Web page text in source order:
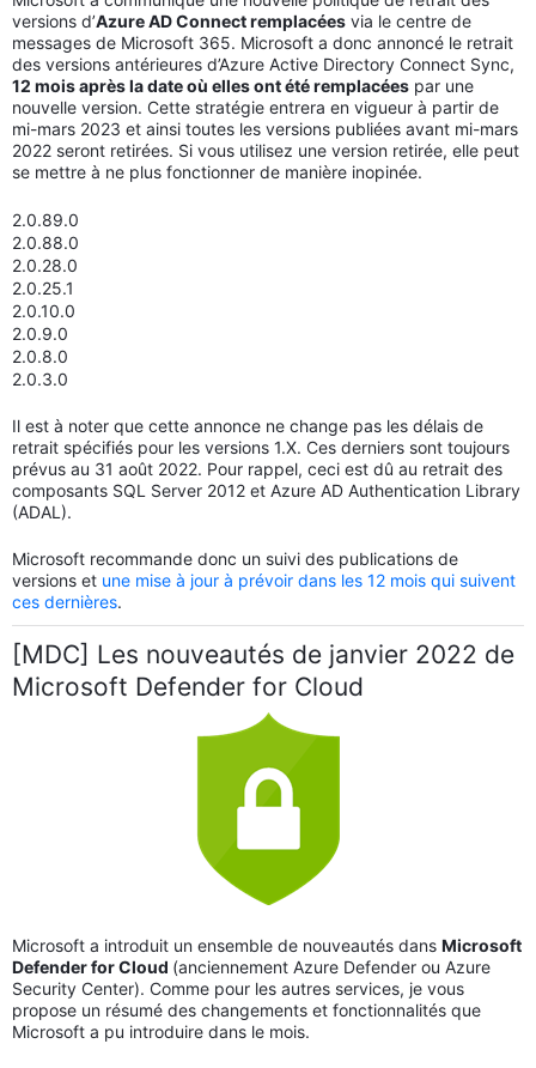
versions d’Azure AD Connect remplacées via le centre de
messages de Microsoft 365. Microsoft a donc annoncé le retrait
des versions antérieures d’Azure Active Directory Connect Sync,
12 mois après la date où elles ont été remplacées par une
nouvelle version. Cette stratégie entrera en vigueur à partir de
mi-mars 2023 et ainsi toutes les versions publiées avant mi-mars
2022 seront retirées. Si vous utilisez une version retirée, elle peut
se mettre à ne plus fonctionner de manière inopinée.
2.0.89.0
2.0.88.0
2.0.28.0
2.0.25.1
2.0.10.0
2.0.9.0
2.0.8.0
2.0.3.0
Il est à noter que cette annonce ne change pas les délais de
retrait spécifiés pour les versions 1.X. Ces derniers sont toujours
prévus au 31 août 2022. Pour rappel, ceci est dû au retrait des
composants SQL Server 2012 et Azure AD Authentication Library
(ADAL).
Microsoft recommande donc un suivi des publications de
versions et une mise à jour à prévoir dans les 12 mois qui suivent
ces dernières.
[MDC] Les nouveautés de janvier 2022 de
Microsoft Defender for Cloud
Microsoft a introduit un ensemble de nouveautés dans Microsoft
Defender for Cloud (anciennement Azure Defender ou Azure
Security Center). Comme pour les autres services, je vous
propose un résumé des changements et fonctionnalités que
Microsoft a pu introduire dans le mois.